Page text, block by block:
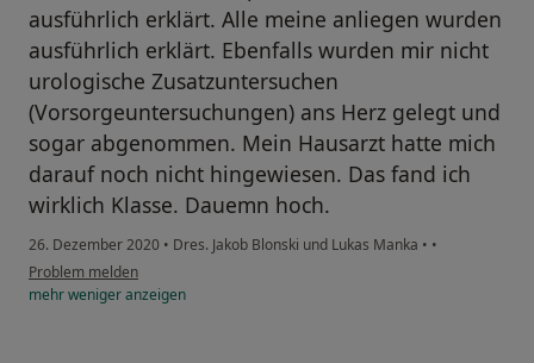
ausführlich erklärt. Alle meine anliegen wurden
ausführlich erklärt. Ebenfalls wurden mir nicht
urologische Zusatzuntersuchen
(Vorsorgeuntersuchungen) ans Herz gelegt und
sogar abgenommen. Mein Hausarzt hatte mich
darauf noch nicht hingewiesen. Das fand ich
wirklich Klasse. Dauemn hoch.
26. Dezember 2020 • Dres. Jakob Blonski und Lukas Manka • •
Problem melden
mehrwenigeranzeigen